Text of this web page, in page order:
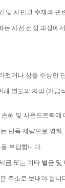
시민권 주제와
사전 선정 과정
거나 상을 수상한
별도의 자막 (가
해 및 사운드트랙
단독 재량으로 영
부담합니다.
금 또는 기타 벌금
주소로 보내야 합니